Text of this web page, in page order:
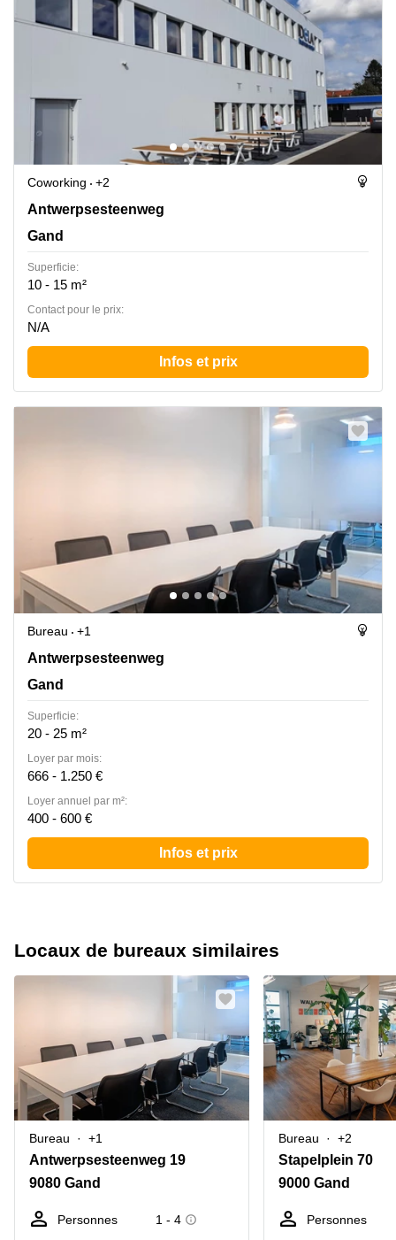
Coworking
+2
Antwerpsesteenweg 19, Gand
Antwerpsesteenweg
Gand
Superficie:
10 - 15 m²
Contact pour le prix:
N/A
Infos et prix
Bureau
+1
Antwerpsesteenweg 19, Gand
Antwerpsesteenweg
Gand
Superficie:
20 - 25 m²
Loyer par mois:
666 - 1.250 €
Loyer annuel par m²:
400 - 600 €
Infos et prix
Locaux de bureaux similaires
Bureau +1
Antwerpsesteenweg 19
9080 Gand
Personnes
1 - 4
Bureau +2
Stapelplein 70
9000 Gand
Personnes